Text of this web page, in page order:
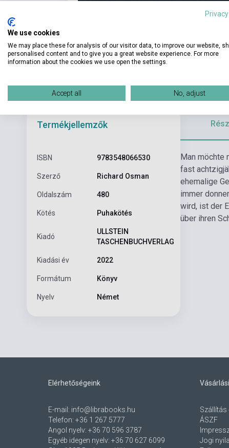
Termékjellemzők
ISBN 9783548066530
Szerző Richard Osman
Oldalszám 480
Kötés Puhakötés
Kiadó
ULLSTEIN
TASCHENBUCHVERLAG
Kiadási év 2022
Formátum Könyv
Nyelv Német
Man möchte
fast
ehemalige
immer
wird, ist der
über ihren
Elérhetőségeink
E-mail: info@librabooks.hu
Telefon: +36 1 267 5777
Angol nyelv: +36 70 596 3787
Egyéb idegen nyelv: +36 70 627 6099
Szállítás
ÁSZF
Jogi
We use cookies
We may place these for analysis of our visitor data, to improve our website,
personalised content and to give you a great website experience. For more
information about the cookies we use open the settings.
Accept all No, adjust